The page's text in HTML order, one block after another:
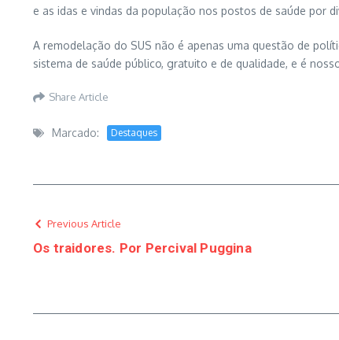
e as idas e vindas da população nos postos de saúde por
A remodelação do SUS não é apenas uma questão de
sistema de saúde público, gratuito e de qualidade, e é
Share Article
Marcado: Destaques
Previous Article
Os traidores. Por Percival Puggina